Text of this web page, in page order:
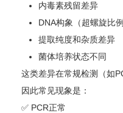
内毒素残留差异
DNA构象（超螺旋比例
提取纯度和杂质差异
菌体培养状态不同
这类差异在常规检测（如
因此常见现象是：
✅ PCR正常